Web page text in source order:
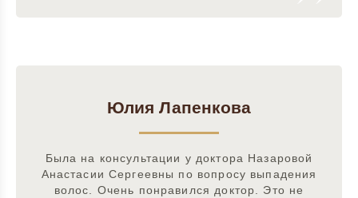
Юлия Лапенкова
Была на консультации у доктора Назаровой
Анастасии Сергеевны по вопросу выпадения
волос. Очень понравился доктор. Это не